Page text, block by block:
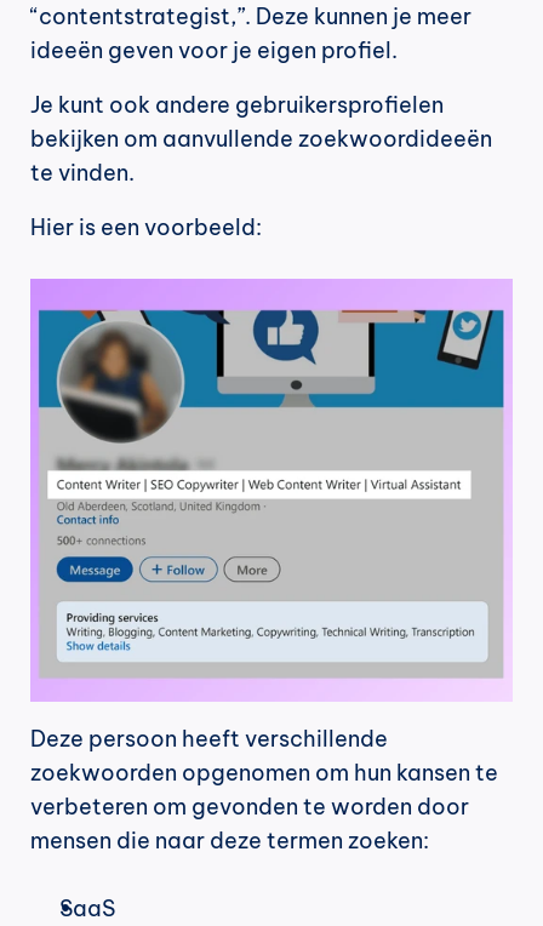
“contentstrategist,”. Deze kunnen je meer
ideeën geven voor je eigen profiel.
Je kunt ook andere gebruikersprofielen
bekijken om aanvullende zoekwoordideeën
te vinden.
Hier is een voorbeeld:
Deze persoon heeft verschillende
zoekwoorden opgenomen om hun kansen te
verbeteren om gevonden te worden door
mensen die naar deze termen zoeken:
SaaS